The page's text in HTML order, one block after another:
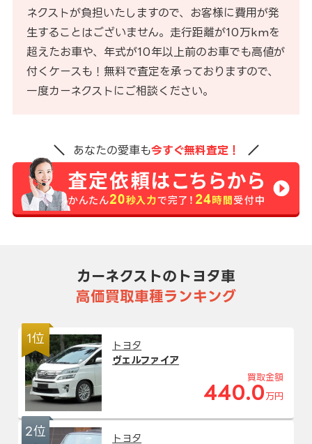
ネクストが負担いたしますので、お客様に費用が発
生することはございません。走行距離が10万kmを
超えたお車や、年式が10年以上前のお車でも高値が
付くケースも！無料で査定を承っておりますので、
一度カーネクストにご相談ください。
あなたの愛車も今すぐ無料査定！
カーネクストのトヨタ車
高価買取車種ランキング
1位
トヨタ
ヴェルファイア
買取金額
440.0 万円
2位
トヨタ